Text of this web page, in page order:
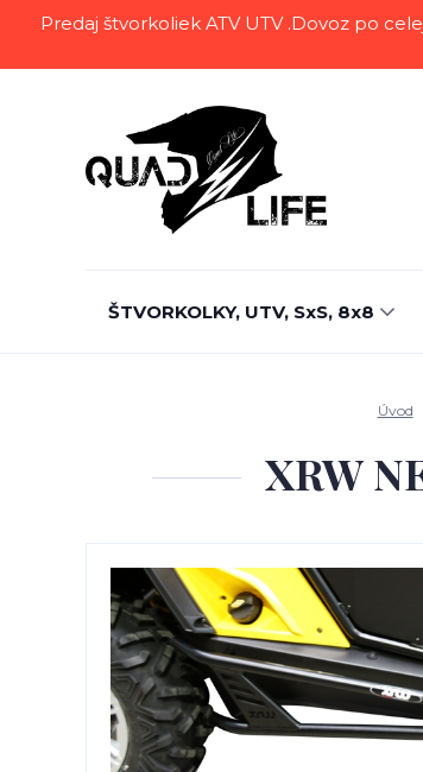
Predaj štvorkoliek ATV UTV .Dovoz po
ŠTVORKOLKY, UTV, SxS, 8x8
Úvod
XRW